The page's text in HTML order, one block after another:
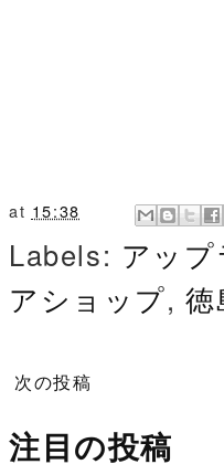
at 15:38
Labels: アッ
アショップ,徳
次の投稿
注目の投稿